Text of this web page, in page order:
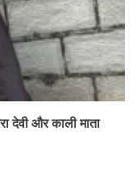
देवी और काली माता